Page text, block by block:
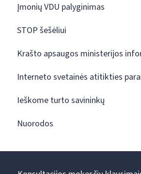
Įmonių VDU palyginimas
STOP šešėliui
Krašto apsaugos ministerijos
Interneto svetainės atitikties
Ieškome turto savininkų
Nuorodos